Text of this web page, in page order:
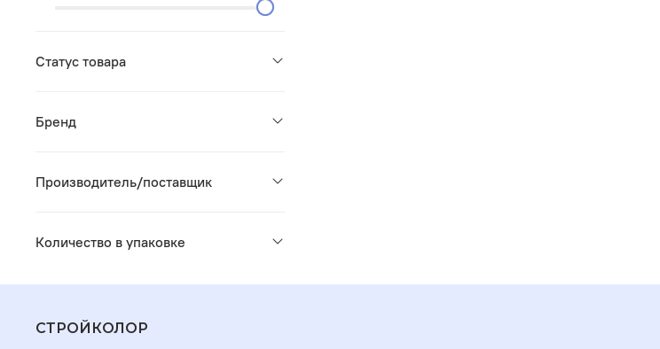
Статус товара
Бренд
Производитель/поставщик
Количество в упаковке
СТРОЙКОЛОР